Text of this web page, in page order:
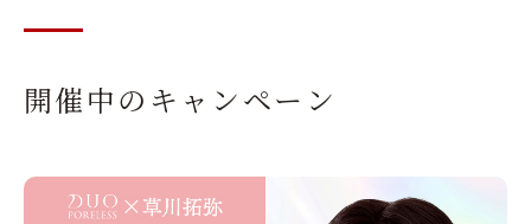
商品ラインナップ
ブランド
サービス
開催中のキャンペーン